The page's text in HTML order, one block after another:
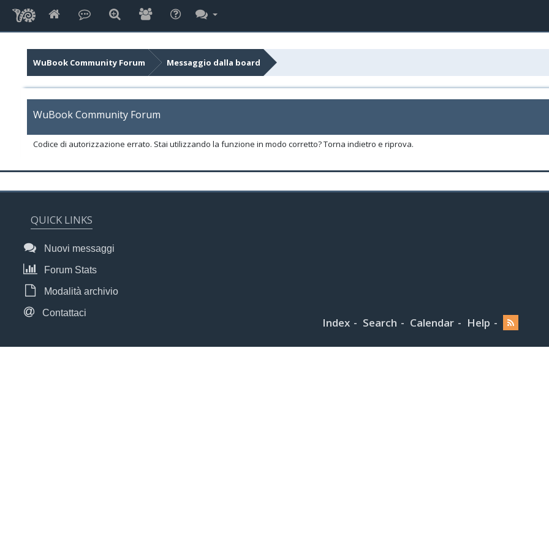
WuBook Community Forum Messaggio dalla board
WuBook Community Forum
Codice di autorizzazione errato. Stai utilizzando la funzione in modo corretto? Torna indietro e riprova.
QUICK LINKS
Nuovi messaggi
Forum Stats
Modalità archivio
Contattaci
Index Search Calendar Help